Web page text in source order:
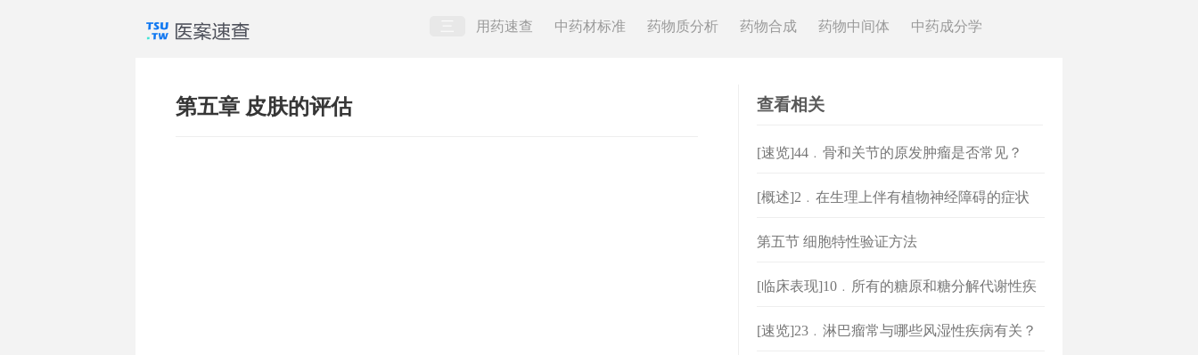
用药速查 中药材标准 药物质分析 药物合成 药物中间体 中药成分学
第五章 皮肤的评估 查看相关
[速览]44﹒骨和关节的原发肿瘤是否常见？
[概述]2﹒在生理上伴有植物神经障碍的症状
第五节 细胞特性验证方法
[临床表现]10﹒所有的糖原和糖分解代谢性疾
[速览]23﹒淋巴瘤常与哪些风湿性疾病有关？